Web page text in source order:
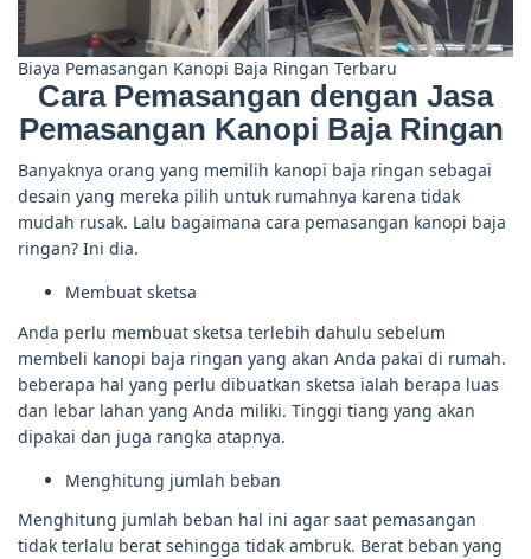
Biaya Pemasangan Kanopi Baja Ringan Terbaru
Cara Pemasangan dengan Jasa
Pemasangan Kanopi Baja Ringan
Banyaknya orang yang memilih kanopi baja ringan sebagai
desain yang mereka pilih untuk rumahnya karena tidak
mudah rusak. Lalu bagaimana cara pemasangan kanopi baja
ringan? Ini dia.
Membuat sketsa
Anda perlu membuat sketsa terlebih dahulu sebelum
membeli kanopi baja ringan yang akan Anda pakai di rumah.
beberapa hal yang perlu dibuatkan sketsa ialah berapa luas
dan lebar lahan yang Anda miliki. Tinggi tiang yang akan
dipakai dan juga rangka atapnya.
Menghitung jumlah beban
Menghitung jumlah beban hal ini agar saat pemasangan
tidak terlalu berat sehingga tidak ambruk. Berat beban yang